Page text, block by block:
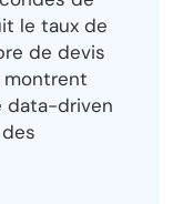
le taux de
de devis
montrent
data-driven